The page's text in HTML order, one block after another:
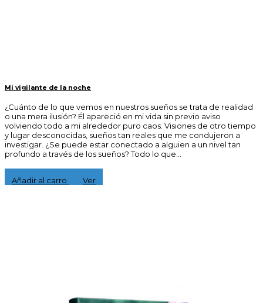
Mi vigilante de la noche
¿Cuánto de lo que vemos en nuestros sueños se trata de realidad
o una mera ilusión? Él apareció en mi vida sin previo aviso
volviendo todo a mi alrededor puro caos. Visiones de otro tiempo
y lugar desconocidas, sueños tan reales que me condujeron a
investigar. ¿Se puede estar conectado a alguien a un nivel tan
profundo a través de los sueños? Todo lo que...
16,00 €
Añadir al carro
Ver